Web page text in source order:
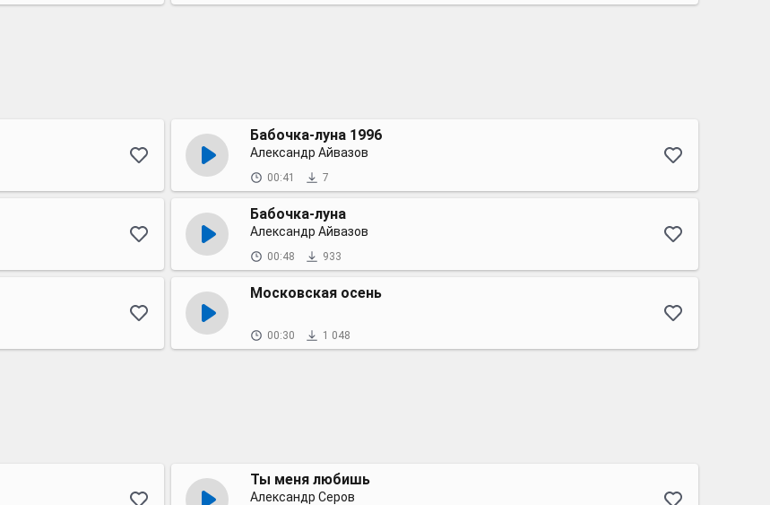
Бабочка-луна 1996
Александр Айвазов
00:41 7
Бабочка-луна
Александр Айвазов
00:48 933
Московская осень
00:30 1 048
Ты меня любишь
Александр Серов